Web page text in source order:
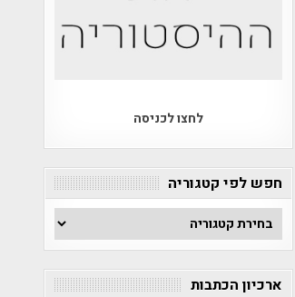
לחצו לכניסה
חפש לפי קטגוריה
חפש
לפי
קטגוריה
ארכיון הכתבות